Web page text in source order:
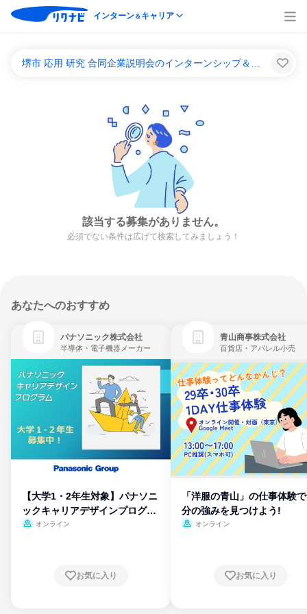
インターン＆キャリア
該当する募集がありません。
必須でない条件は広げて検索してみましょう！
あなたへのおすすめ
パナソニック株式会社
半導体・電子機器メーカー
【大学1・2年生対象】パナソニ
ックキャリアデザインプログラ
ム
オンライン
お気に入り
青山商事株式会社
百貨店・アパレル小売
「洋服の青山」の仕事体験
分の強みを見つけよう!
オンライン
お気に入り